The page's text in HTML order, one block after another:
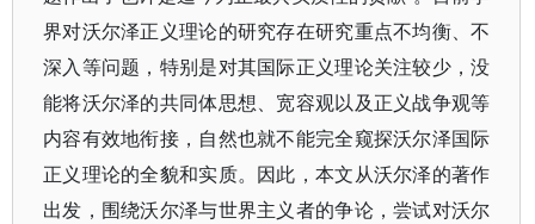
界对沃尔泽正义理论的研究存在研究重点不均衡、不
深入等问题，特别是对其国际正义理论关注较少，没
能将沃尔泽的共同体思想、宽容观以及正义战争观等
内容有效地衔接，自然也就不能完全窥探沃尔泽国际
正义理论的全貌和实质。因此，本文从沃尔泽的著作
出发，围绕沃尔泽与世界主义者的争论，尝试对沃尔